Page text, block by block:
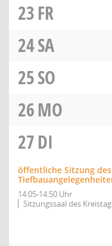
23FR
24SA
25SO
26MO
27DI
öffentliche Sitzung
14:05-14:50 Uhr
Sitzungssaal des